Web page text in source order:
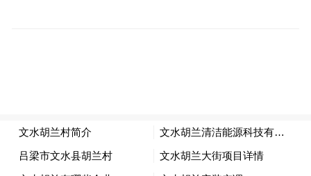
车载AED其实是将自动体外除颤器（AED）